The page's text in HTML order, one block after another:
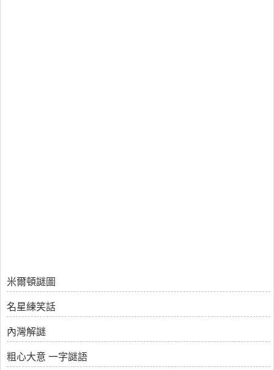
米爾頓謎圖
名星練笑話
內灣解謎
粗心大意 一字謎語